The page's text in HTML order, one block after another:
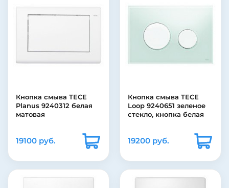
Кнопка смыва TECE
Planus 9240312 белая
матовая
19100 руб.
Кнопка смыва TECE
Loop 9240651 зеленое
стекло, кнопка белая
19200 руб.